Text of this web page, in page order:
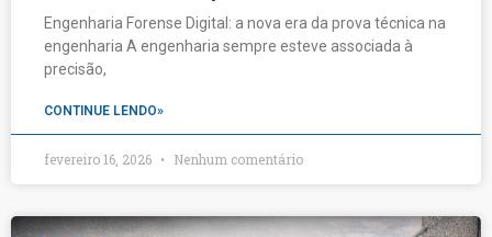
Engenharia Forense Digital: a nova era da prova técnica na
engenharia A engenharia sempre esteve associada à
precisão,
CONTINUE LENDO»
fevereiro 16, 2026 Nenhum comentário